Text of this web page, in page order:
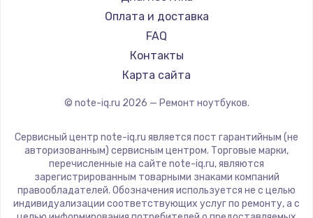
Ремонт ноутбуков CHUWI
Ремонт ноутбуков Colorful
Epson
Philips
LG
Panasonic
ZTE
Hiper
Evga
Google
Оплата и доставка
FAQ
Контакты
Карта сайта
© note-iq.ru 2026 — Ремонт ноутбуков.
Сервисный центр note-iq.ru является пост гарантийным (не
авторизованным) сервисным центром. Торговые марки,
перечисленные на сайте note-iq.ru, являются
зарегистрированным товарными знаками компаний
правообладателей. Обозначения используется не с целью
индивидуализации соответствующих услуг по ремонту, а с